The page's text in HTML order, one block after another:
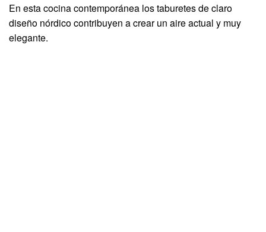
En esta cocina contemporánea los taburetes de claro
diseño nórdico contribuyen a crear un aire actual y muy
elegante.